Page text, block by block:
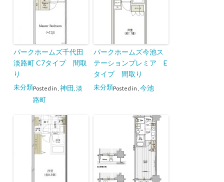
パークホームズ千代田
淡路町 C7タイプ 間取
り
Posted in
未分類 神田 淡
路町
パークホームズ今池ス
テーションプレミア E
タイプ 間取り
Posted in
未分類 今池